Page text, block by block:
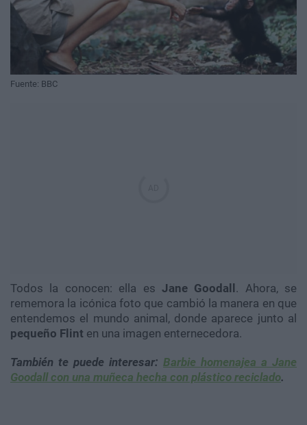
Fuente: BBC
Todos la conocen: ella es Jane Goodall . Ahora, se
rememora la icónica foto que cambió la manera en que
entendemos el mundo animal, donde aparece junto al
pequeño Flint en una imagen enternecedora.
También te puede interesar: Barbie homenajea a Jane
Goodall con una muñeca hecha con plástico reciclado.